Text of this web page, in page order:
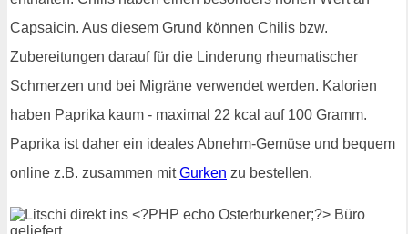
Capsaicin. Aus diesem Grund können Chilis bzw.
Zubereitungen darauf für die Linderung rheumatischer
Schmerzen und bei Migräne verwendet werden. Kalorien
haben Paprika kaum - maximal 22 kcal auf 100 Gramm.
Paprika ist daher ein ideales Abnehm-Gemüse und bequem
online z.B. zusammen mitGurken zu bestellen.